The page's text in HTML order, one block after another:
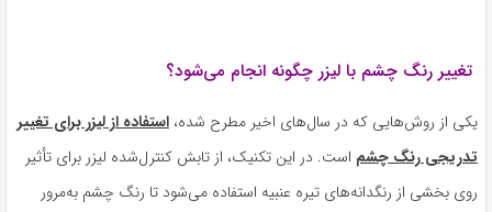
تغییر رنگ چشم با لیزر چگونه انجام می‌شود؟
یکی از روش‌هایی که در سال‌های اخیر مطرح شده، استفاده از لیزر برای تغییر
تدریجی رنگ چشم است. در این تکنیک، از تابش کنترل‌شده لیزر برای تأثیر
روی بخشی از رنگدانه‌های تیره عنبیه استفاده می‌شود تا رنگ چشم به‌مرور